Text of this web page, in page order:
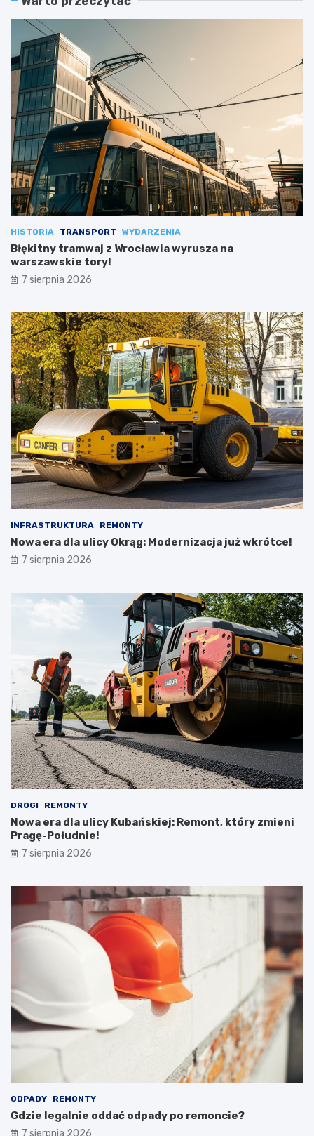
HISTORIA TRANSPORT WYDARZENIA
Błękitny tramwaj z Wrocławia wyrusza na
warszawskie tory!
7 sierpnia 2026
INFRASTRUKTURA REMONTY
Nowa era dla ulicy Okrąg: Modernizacja już wkrótce!
7 sierpnia 2026
DROGI REMONTY
Nowa era dla ulicy Kubańskiej: Remont, który zmieni
Pragę-Południe!
7 sierpnia 2026
ODPADY REMONTY
Gdzie legalnie oddać odpady po remoncie?